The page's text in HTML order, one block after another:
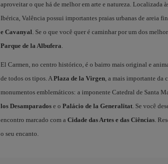
aproveitar o que há de melhor em arte e natureza. Localizada
Ibérica, Valência possui importantes praias urbanas de areia
e Cavanyal. Se o que você quer é caminhar por um dos
Parque de la Albufera.
El Carmen, no centro histórico, é o bairro mais original e
de todos os tipos. APlaza de la Virgen, a mais importante da
monumentos emblemáticos: a imponente Catedral de Santa
los Desamparadose o Palácio de la Generalitat. Se você
encontro marcado com a Cidade das Artes e das Ciências.
o seu encanto.